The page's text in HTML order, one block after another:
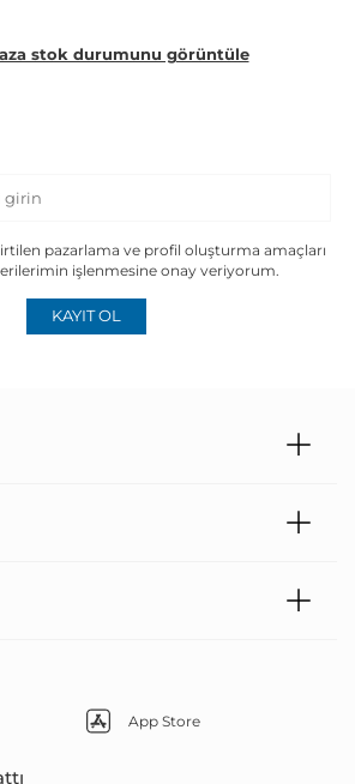
stok durumunu görüntüle
pazarlama ve profil oluşturma amaçları
işlenmesine onay veriyorum.
KAYIT OL
App Store